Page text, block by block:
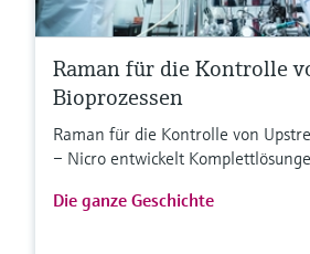
Raman für die Kontrolle
Bioprozessen
Raman für die Kontrolle von
– Nicro entwickelt
Die ganze Geschichte